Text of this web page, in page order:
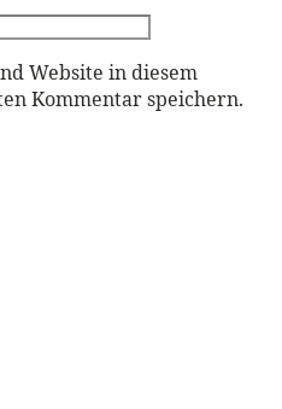
Website in diesem
Kommentar speichern.